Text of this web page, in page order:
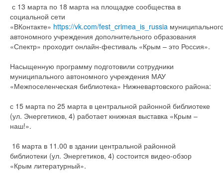
с 13 марта по 18 марта на площадке сообщества в
социальной сети
«ВКонтакте» https://vk.com/fest_crimea_is_russia
автономного учреждения дополнительного образования
«Спектр» проходит онлайн-фестиваль «Крым – это Россия».
Насыщенную программу подготовили сотрудники
муниципального автономного учреждения МАУ
«Межпоселенческая библиотека» Нижневартовского района:
с 15 марта по 25 марта в центральной районной библиотеке
(ул. Энергетиков, 4) работает книжная выставка «Крым –
наш!».
16 марта в 11.00 в здании центральной районной
библиотеки (ул. Энергетиков, 4) состоится видео-обзор
«Крым литературный».